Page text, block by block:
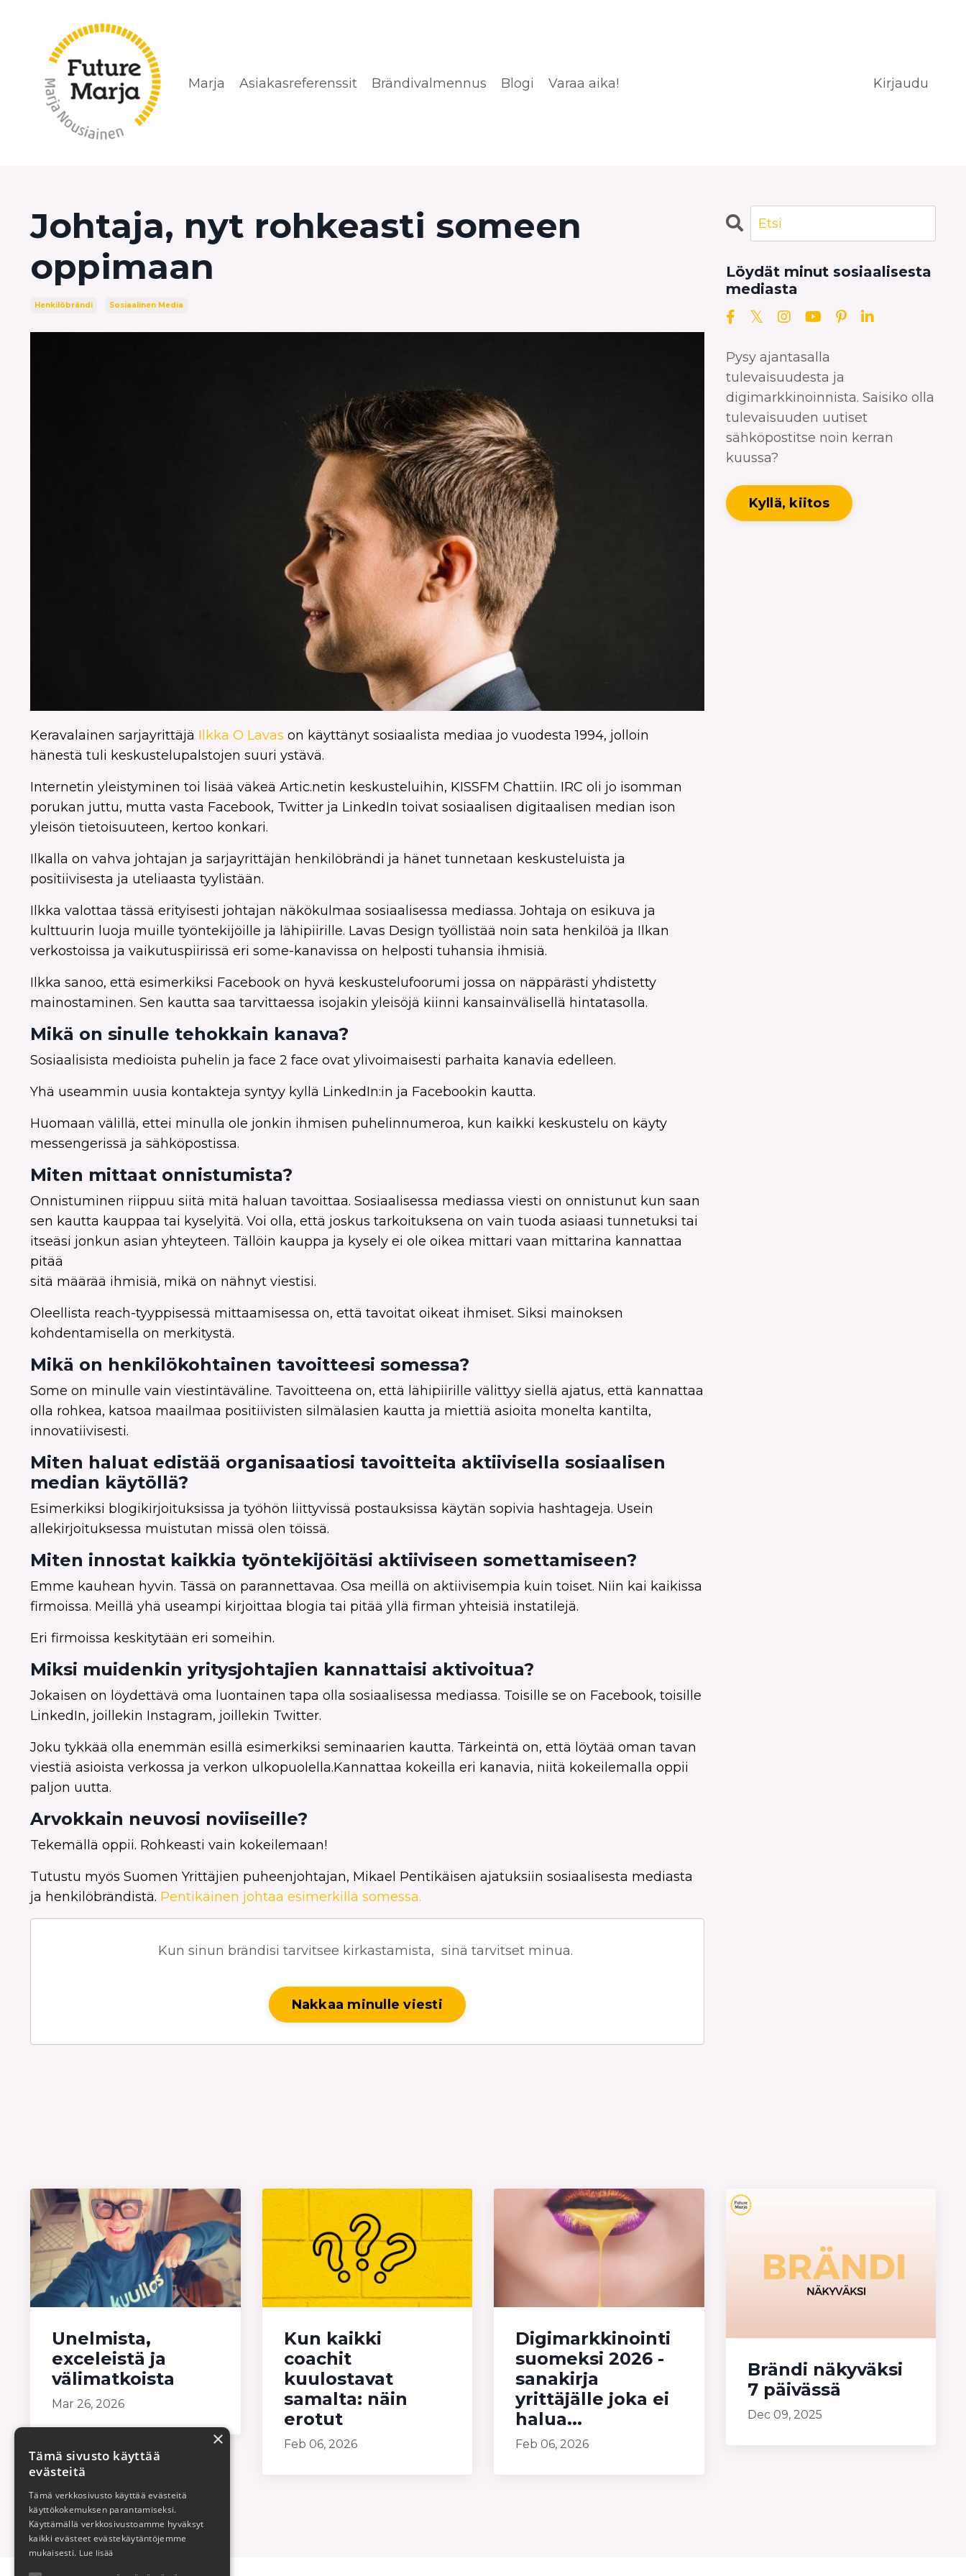
Marja Asiakasreferenssit Brändivalmennus Blogi Varaa aika! Kirjaudu
Johtaja, nyt rohkeasti someen
oppimaan
Henkilöbrändi Sosiaalinen Media
Keravalainen sarjayrittäjä Ilkka O Lavas on käyttänyt sosiaalista mediaa jo vuodesta 1994, jolloin
hänestä tuli keskustelupalstojen suuri ystävä.
Internetin yleistyminen toi lisää väkeä Artic.netin keskusteluihin, KISSFM Chattiin. IRC oli jo isomman
porukan juttu, mutta vasta Facebook, Twitter ja LinkedIn toivat sosiaalisen digitaalisen median ison
yleisön tietoisuuteen, kertoo konkari.
Ilkalla on vahva johtajan ja sarjayrittäjän henkilöbrändi ja hänet tunnetaan keskusteluista ja
positiivisesta ja uteliaasta tyylistään.
Ilkka valottaa tässä erityisesti johtajan näkökulmaa sosiaalisessa mediassa. Johtaja on esikuva ja
kulttuurin luoja muille työntekijöille ja lähipiirille. Lavas Design työllistää noin sata henkilöä ja Ilkan
verkostoissa ja vaikutuspiirissä eri some-kanavissa on helposti tuhansia ihmisiä.
Ilkka sanoo, että esimerkiksi Facebook on hyvä keskustelufoorumi jossa on näppärästi yhdistetty
mainostaminen. Sen kautta saa tarvittaessa isojakin yleisöjä kiinni kansainvälisellä hintatasolla.
Mikä on sinulle tehokkain kanava?
Sosiaalisista medioista puhelin ja face 2 face ovat ylivoimaisesti parhaita kanavia edelleen.
Yhä useammin uusia kontakteja syntyy kyllä LinkedIn:in ja Facebookin kautta.
Huomaan välillä, ettei minulla ole jonkin ihmisen puhelinnumeroa, kun kaikki keskustelu on käyty
messengerissä ja sähköpostissa.
Miten mittaat onnistumista?
Onnistuminen riippuu siitä mitä haluan tavoittaa. Sosiaalisessa mediassa viesti on onnistunut kun saan
sen kautta kauppaa tai kyselyitä. Voi olla, että joskus tarkoituksena on vain tuoda asiaasi tunnetuksi tai
itseäsi jonkun asian yhteyteen. Tällöin kauppa ja kysely ei ole oikea mittari vaan mittarina kannattaa
pitää
sitä määrää ihmisiä, mikä on nähnyt viestisi.
Oleellista reach-tyyppisessä mittaamisessa on, että tavoitat oikeat ihmiset. Siksi mainoksen
kohdentamisella on merkitystä.
Mikä on henkilökohtainen tavoitteesi somessa?
Some on minulle vain viestintäväline. Tavoitteena on, että lähipiirille välittyy siellä ajatus, että kannattaa
olla rohkea, katsoa maailmaa positiivisten silmälasien kautta ja miettiä asioita monelta kantilta,
innovatiivisesti.
Miten haluat edistää organisaatiosi tavoitteita aktiivisella sosiaalisen
median käytöllä?
Esimerkiksi blogikirjoituksissa ja työhön liittyvissä postauksissa käytän sopivia hashtageja. Usein
allekirjoituksessa muistutan missä olen töissä.
Miten innostat kaikkia työntekijöitäsi aktiiviseen somettamiseen?
Emme kauhean hyvin. Tässä on parannettavaa. Osa meillä on aktiivisempia kuin toiset. Niin kai kaikissa
firmoissa. Meillä yhä useampi kirjoittaa blogia tai pitää yllä firman yhteisiä instatilejä.
Eri firmoissa keskitytään eri someihin.
Miksi muidenkin yritysjohtajien kannattaisi aktivoitua?
Jokaisen on löydettävä oma luontainen tapa olla sosiaalisessa mediassa. Toisille se on Facebook, toisille
LinkedIn, joillekin Instagram, joillekin Twitter.
Joku tykkää olla enemmän esillä esimerkiksi seminaarien kautta. Tärkeintä on, että löytää oman tavan
viestiä asioista verkossa ja verkon ulkopuolella.Kannattaa kokeilla eri kanavia, niitä kokeilemalla oppii
paljon uutta.
Arvokkain neuvosi noviiseille?
Tekemällä oppii. Rohkeasti vain kokeilemaan!
Tutustu myös Suomen Yrittäjien puheenjohtajan, Mikael Pentikäisen ajatuksiin sosiaalisesta mediasta
ja henkilöbrändistä. Pentikäinen johtaa esimerkillä somessa.
Kun sinun brändisi tarvitsee kirkastamista, sinä tarvitset minua.
Nakkaa minulle viesti
Löydät minut sosiaalisesta
mediasta
Pysy ajantasalla
tulevaisuudesta ja
digimarkkinoinnista. Saisiko olla
tulevaisuuden uutiset
sähköpostitse noin kerran
kuussa?
Kyllä, kiitos
Unelmista,
exceleistä ja
välimatkoista
Mar 26, 2026
Kun kaikki
coachit
kuulostavat
samalta: näin
erotut
Feb 06, 2026
Digimarkkinointi
suomeksi 2026 -
sanakirja
yrittäjälle joka ei
halua...
Feb 06, 2026
Brändi näkyväksi
7 päivässä
Dec 09, 2025
×
Tämä sivusto käyttää
evästeitä
Tämä verkkosivusto käyttää evästeitä
käyttökokemuksen parantamiseksi.
Käyttämällä verkkosivustoamme hyväksyt
kaikki evästeet evästekäytäntöjemme
mukaisesti. Lue lisää